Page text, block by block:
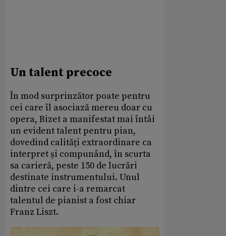
Un talent precoce
În mod surprinzător poate pentru
cei care îl asociază mereu doar cu
opera, Bizet a manifestat mai întâi
un evident talent pentru pian,
dovedind calități extraordinare ca
interpret și compunând, în scurta
sa carieră, peste 150 de lucrări
destinate instrumentului. Unul
dintre cei care i-a remarcat
talentul de pianist a fost chiar
Franz Liszt.